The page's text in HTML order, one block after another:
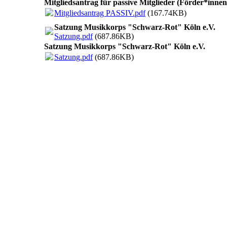
Mitgliedsantrag für passive Mitglieder
Mitgliedsantrag PASSIV.pdf(167.74KB)
Satzung Musikkorps "Schwarz-Rot" Köln e.V.
Satzung.pdf(687.86KB)
Satzung Musikkorps "Schwarz-Rot" Köln e.V.
Satzung.pdf(687.86KB)